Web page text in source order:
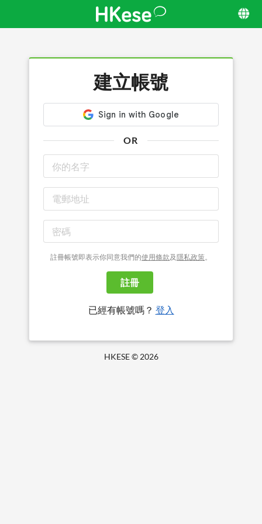
建立帳號
OR
註冊帳號即表示你同意我們的使用條款及隱私政策。
註冊
已經有帳號嗎？ 登入
HKESE © 2026